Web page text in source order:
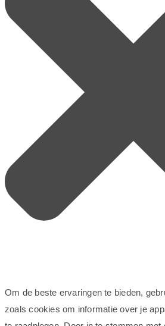
Om de beste ervaringen te bieden,
zoals cookies om informatie over je